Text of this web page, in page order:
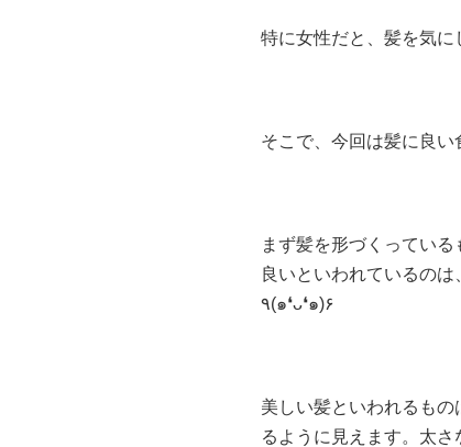
特に女性だと、髪を気に
まず髪を形づくってい
良いといわれているの
٩(๑❛ᴗ❛๑)۶
美しい髪といわれるも
るように見えます。太